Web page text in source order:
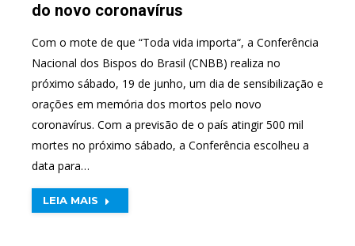
do novo coronavírus
Com o mote de que “Toda vida importa“, a Conferência
Nacional dos Bispos do Brasil (CNBB) realiza no
próximo sábado, 19 de junho, um dia de sensibilização e
orações em memória dos mortos pelo novo
coronavírus. Com a previsão de o país atingir 500 mil
mortes no próximo sábado, a Conferência escolheu a
data para…
LEIA MAIS